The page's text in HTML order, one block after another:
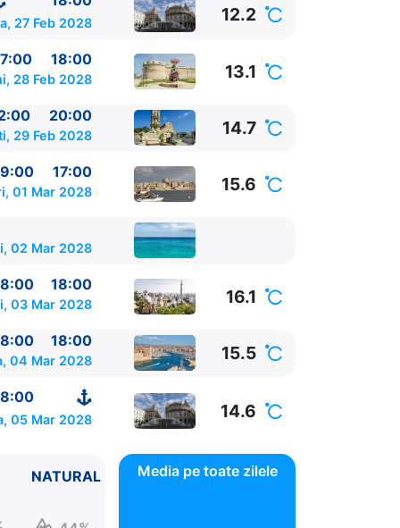
27 Feb 2028 12.2
18:00
28 Feb 2028 13.1
20:00
29 Feb 2028 14.7
17:00
01 Mar 2028 15.6
02 Mar 2028
18:00
03 Mar 2028 16.1
18:00
04 Mar 2028 15.5
05 Mar 2028 14.6
NATURAL Media pe toate zilele